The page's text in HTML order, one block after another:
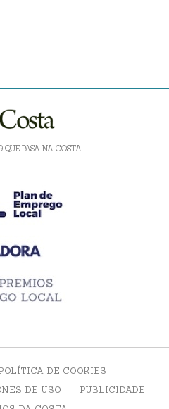
QUE PASA NA COSTA
DE COOKIES
DE USO
PUBLICIDADE